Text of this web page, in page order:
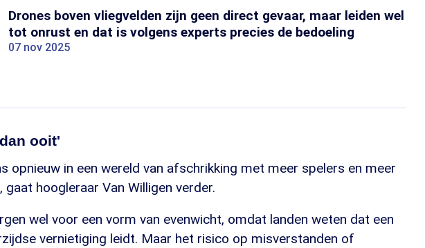
Drones boven vliegvelden zijn geen direct gevaar, maar leiden wel
tot onrust en dat is volgens experts precies de bedoeling
07 nov 2025
ooit'
opnieuw in een wereld van afschrikking met meer spelers en meer
gaat hoogleraar Van Willigen verder.
wel voor een vorm van evenwicht, omdat landen weten dat een
vernietiging leidt. Maar het risico op misverstanden of